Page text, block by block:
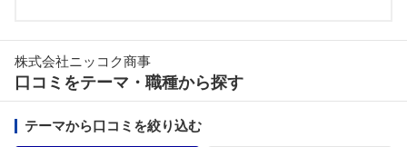
株式会社ニッコク商事
口コミをテーマ・職種から探す
テーマから口コミを絞り込む